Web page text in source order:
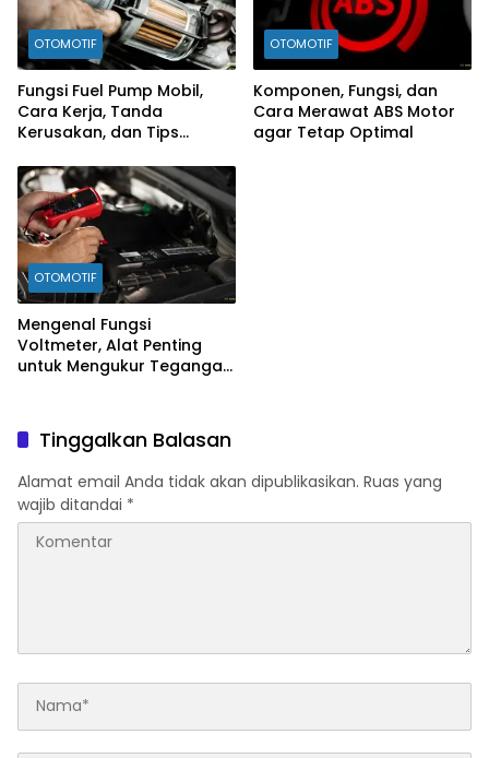
OTOMOTIF
Fungsi Fuel Pump Mobil,
Cara Kerja, Tanda
Kerusakan, dan Tips
OTOMOTIF
Komponen, Fungsi, dan
Cara Merawat ABS Motor
agar Tetap Optimal
OTOMOTIF
Mengenal Fungsi
Voltmeter, Alat Penting
untuk Mengukur Tegangan
Tinggalkan Balasan
Alamat email Anda tidak akan dipublikasikan. Ruas yang
wajib ditandai *